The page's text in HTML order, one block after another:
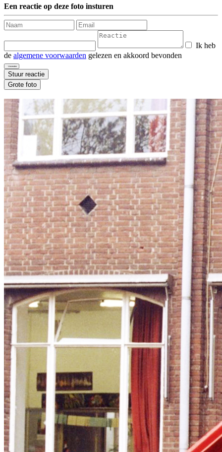
Een reactie op deze foto insturen
Ik heb
de algemene voorwaarden gelezen en akkoord bevonden